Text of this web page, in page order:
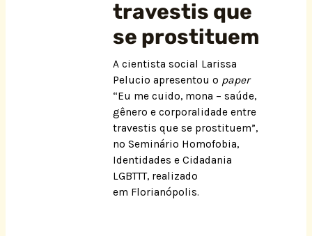
travestis que
se prostituem
A cientista social Larissa
Pelucio apresentou o paper
“Eu me cuido, mona – saúde,
gênero e corporalidade entre
travestis que se prostituem”,
no Seminário Homofobia,
Identidades e Cidadania
LGBTTT, realizado
em Florianópolis.